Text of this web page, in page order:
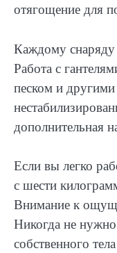
отягощение для
Каждому снаряду
Работа с
песком и
дополнительная
Если вы легко
с шести
Внимание к
Никогда не
собственного